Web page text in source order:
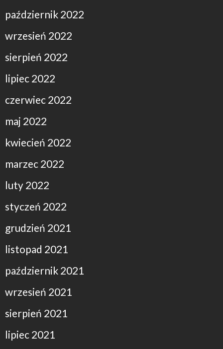
październik 2022
wrzesień 2022
sierpień 2022
lipiec 2022
czerwiec 2022
maj 2022
kwiecień 2022
marzec 2022
luty 2022
styczeń 2022
grudzień 2021
listopad 2021
październik 2021
wrzesień 2021
sierpień 2021
lipiec 2021